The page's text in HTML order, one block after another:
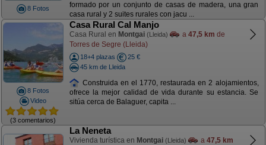
8 Fotos
formado por un conjunto de casas de madera, una gran
casa rural y 2 suites rurales con jacu ...
8 Fotos
Video
(3 comentarios)
Casa Rural Cal Manjo
Casa Rural en Montgai (Lleida) a 47,5 km de
Torres de Segre (Lleida)
18+4 plazas
25 €
45 km de Lleida
Construida en el 1770, restaurada en 2 alojamientos,
ofrece la mejor calidad de vida durante su estancia. Se
sitúa cerca de Balaguer, capita ...
La Neneta
Vivienda turística en Montgai (Lleida) a 47,5 km